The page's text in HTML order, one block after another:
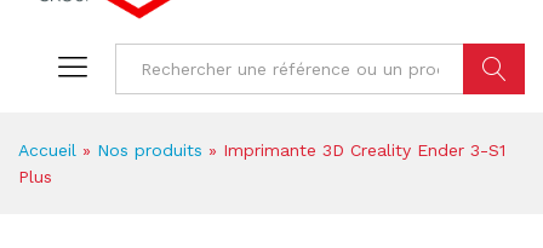
Accueil » Nos produits » Imprimante 3D Creality Ender 3-S1
Plus